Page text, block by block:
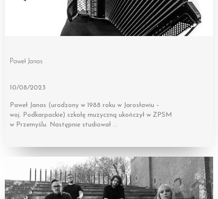
Paweł Janas
10/08/2023
Paweł Janas (urodzony w 1988 roku w Jarosławiu –
woj. Podkarpackie) szkołę muzyczną ukończył w ZPSM
w Przemyślu. Następnie studiował …